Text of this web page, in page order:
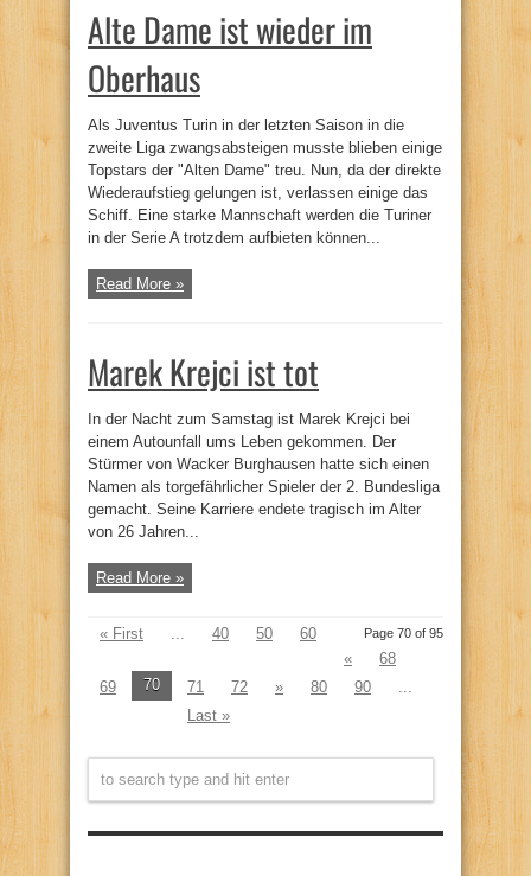
Alte Dame ist wieder im
Oberhaus
Als Juventus Turin in der letzten Saison in die
zweite Liga zwangsabsteigen musste blieben einige
Topstars der "Alten Dame" treu. Nun, da der direkte
Wiederaufstieg gelungen ist, verlassen einige das
Schiff. Eine starke Mannschaft werden die Turiner
in der Serie A trotzdem aufbieten können...
Read More »
Marek Krejci ist tot
In der Nacht zum Samstag ist Marek Krejci bei
einem Autounfall ums Leben gekommen. Der
Stürmer von Wacker Burghausen hatte sich einen
Namen als torgefährlicher Spieler der 2. Bundesliga
gemacht. Seine Karriere endete tragisch im Alter
von 26 Jahren...
Read More »
Page 70 of 95
« First 40 50
60
«
68
69
70 71 72 » 80 90
Last »